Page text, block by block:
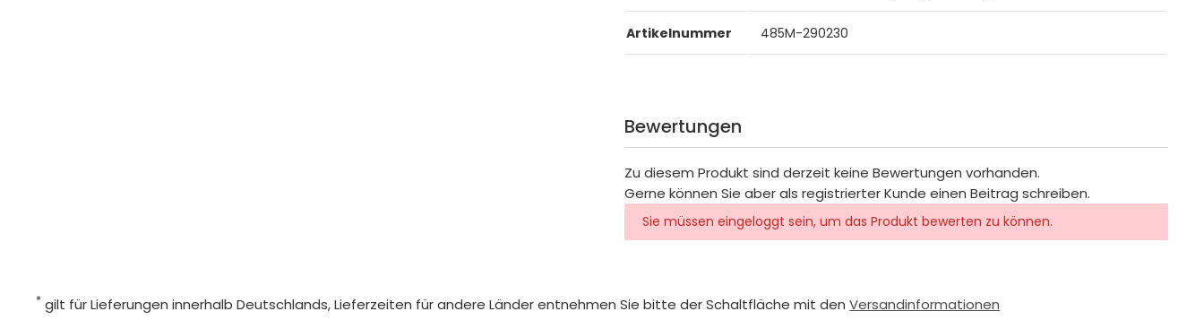
Artikelnummer 485M-290230
Bewertungen
Zu diesem Produkt sind derzeit keine Bewertungen vorhanden.
Gerne können Sie aber als registrierter Kunde einen Beitrag schreiben.
Sie müssen eingeloggt sein, um das Produkt bewerten zu können.
* gilt für Lieferungen innerhalb Deutschlands, Lieferzeiten für andere Länder entnehmen Sie bitte der Schaltfläche mit denVersandinformationen